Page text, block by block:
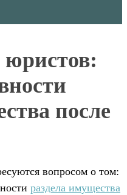
юристов:
после
вопросом о том:
раздела имущества